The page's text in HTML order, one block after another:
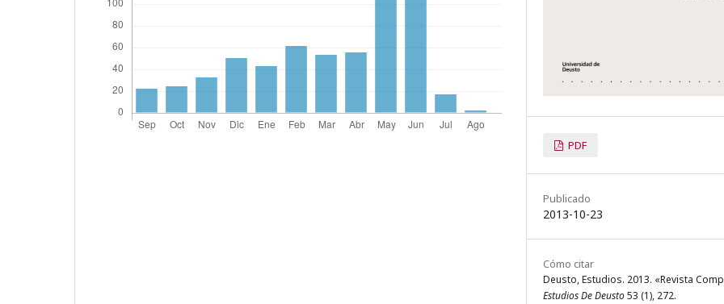
PDF
Publicado
2013-10-23
Cómo citar
Deusto, Estudios. 2013. «Revista
Estudios De Deusto53 (1), 272.